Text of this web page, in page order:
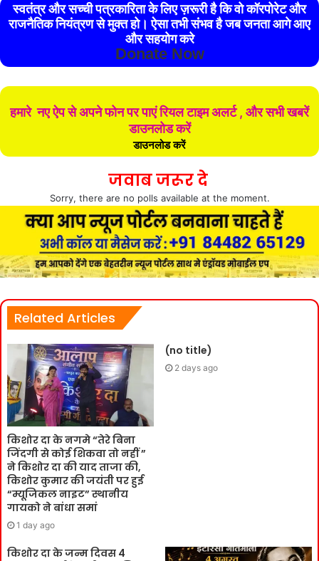
स्वतंत्र और सच्ची पत्रकारिता के लिए ज़रूरी है कि वो कॉरपोरेट और
राजनैतिक नियंत्रण से मुक्त हो। ऐसा तभी संभव है जब जनता आगे आए
और सहयोग करे
Donate Now
हमारे नए ऐप से अपने फोन पर पाएं रियल टाइम अलर्ट , और सभी खबरें
डाउनलोड करें
डाउनलोड करें
जवाब जरूर दे
Sorry, there are no polls available at the moment.
Related Articles
किशोर दा के नगमे “तेरे बिना
जिंदगी से कोई शिकवा तो नहीं ”
ने किशोर दा की याद ताजा की,
किशोर कुमार की जयंती पर हुई
“म्यूजिकल नाइट” स्थानीय
गायको ने बांधा समां
1 day ago
(no title)
2 days ago
किशोर दा के जन्म दिवस 4